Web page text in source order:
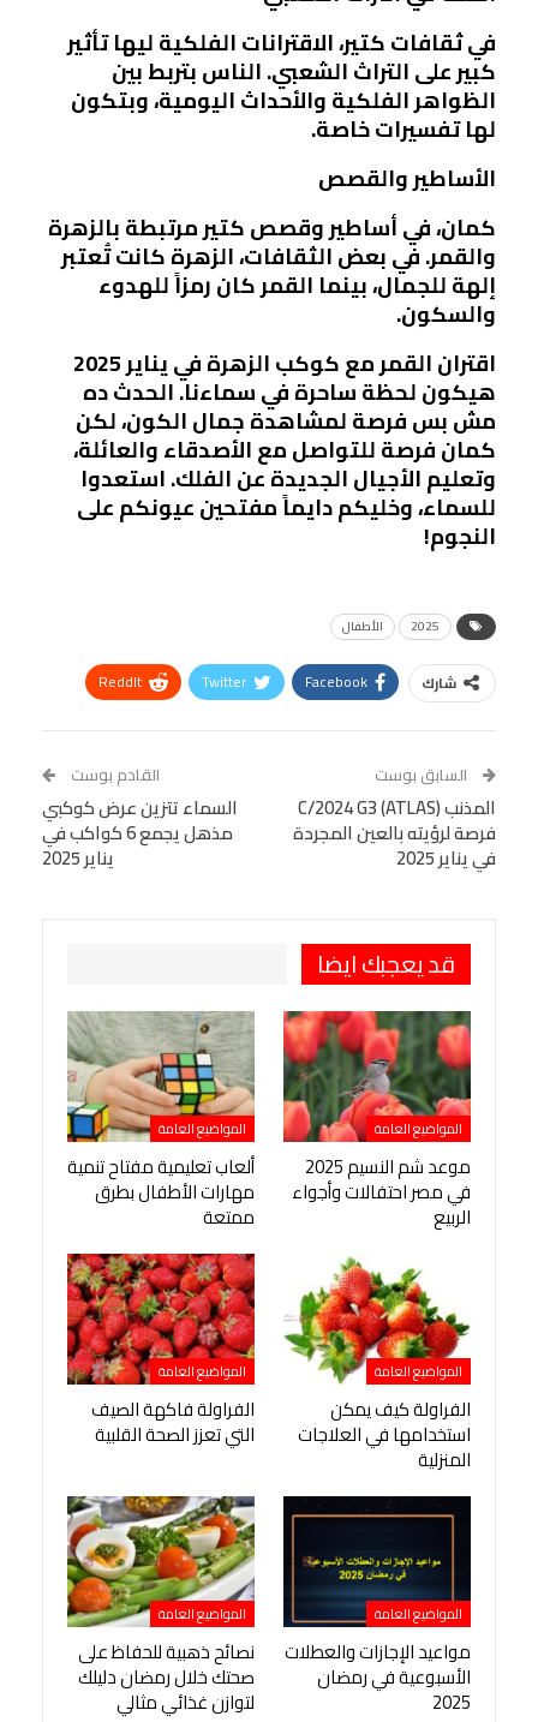
في ثقافات كتير، الاقترانات الفلكية ليها تأثير
كبير على التراث الشعبي. الناس بتربط بين
الظواهر الفلكية والأحداث اليومية، وبتكون
لها تفسيرات خاصة.
الأساطير والقصص
كمان، في أساطير وقصص كتير مرتبطة بالزهرة
والقمر. في بعض الثقافات، الزهرة كانت تُعتبر
إلهة للجمال، بينما القمر كان رمزاً للهدوء
والسكون.
اقتران القمر مع كوكب الزهرة في يناير 2025
هيكون لحظة ساحرة في سماءنا. الحدث ده
مش بس فرصة لمشاهدة جمال الكون، لكن
كمان فرصة للتواصل مع الأصدقاء والعائلة،
وتعليم الأجيال الجديدة عن الفلك. استعدوا
للسماء، وخليكم دايماً مفتحين عيونكم على
النجوم!
2025 الأطفال
شارك Facebook
Twitter
ReddIt
Tumblr
البريد الإلكتروني
StumbleUpon
VK
Digg
LINE
BlackBerry
Viber
السابق بوست
المذنب C/2024 G3 (ATLAS)
فرصة لرؤيته بالعين المجردة
في يناير 2025
القادم بوست
السماء تتزين عرض كوكبي
مذهل يجمع 6 كواكب في
يناير 2025
قد يعجبك ايضا
المواضيع العامة
موعد شم النسيم 2025
في مصر احتفالات وأجواء
الربيع
المواضيع العامة
ألعاب تعليمية مفتاح تنمية
مهارات الأطفال بطرق
ممتعة
المواضيع العامة
الفراولة كيف يمكن
استخدامها في العلاجات
المنزلية
المواضيع العامة
الفراولة فاكهة الصيف
التي تعزز الصحة القلبية
المواضيع العامة
مواعيد الإجازات والعطلات
الأسبوعية في رمضان
2025
المواضيع العامة
نصائح ذهبية للحفاظ على
صحتك خلال رمضان دليلك
لتوازن غذائي مثالي